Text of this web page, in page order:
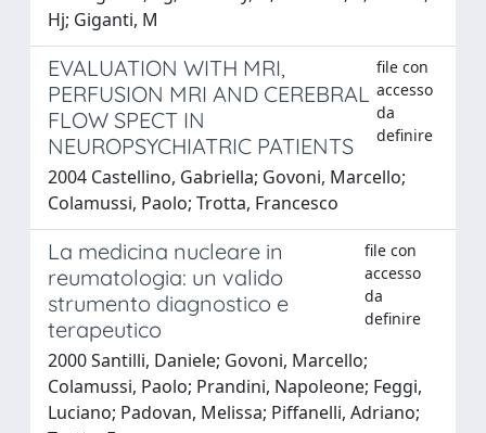
Hj; Giganti, M
EVALUATION WITH MRI,
PERFUSION MRI AND CEREBRAL
FLOW SPECT IN
NEUROPSYCHIATRIC PATIENTS
file con
accesso
da
definire
2004 Castellino, Gabriella; Govoni, Marcello;
Colamussi, Paolo; Trotta, Francesco
La medicina nucleare in
reumatologia: un valido
strumento diagnostico e
terapeutico
file con
accesso
da
definire
2000 Santilli, Daniele; Govoni, Marcello;
Colamussi, Paolo; Prandini, Napoleone; Feggi,
Luciano; Padovan, Melissa; Piffanelli, Adriano;